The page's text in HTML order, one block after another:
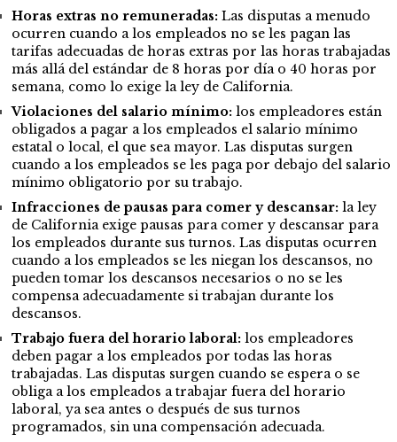
Horas extras no remuneradas: Las disputas a menudo
ocurren cuando a los empleados no se les pagan las
tarifas adecuadas de horas extras por las horas trabajadas
más allá del estándar de 8 horas por día o 40 horas por
semana, como lo exige la ley de California.
Violaciones del salario mínimo: los empleadores están
obligados a pagar a los empleados el salario mínimo
estatal o local, el que sea mayor. Las disputas surgen
cuando a los empleados se les paga por debajo del salario
mínimo obligatorio por su trabajo.
Infracciones de pausas para comer y descansar: la ley
de California exige pausas para comer y descansar para
los empleados durante sus turnos. Las disputas ocurren
cuando a los empleados se les niegan los descansos, no
pueden tomar los descansos necesarios o no se les
compensa adecuadamente si trabajan durante los
descansos.
Trabajo fuera del horario laboral: los empleadores
deben pagar a los empleados por todas las horas
trabajadas. Las disputas surgen cuando se espera o se
obliga a los empleados a trabajar fuera del horario
laboral, ya sea antes o después de sus turnos
programados, sin una compensación adecuada.